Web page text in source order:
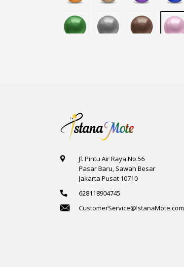
Jl. Pintu Air Raya No.56
Pasar Baru, Sawah Besar
Jakarta Pusat 10710
628118904745
CustomerService@IstanaMote.com